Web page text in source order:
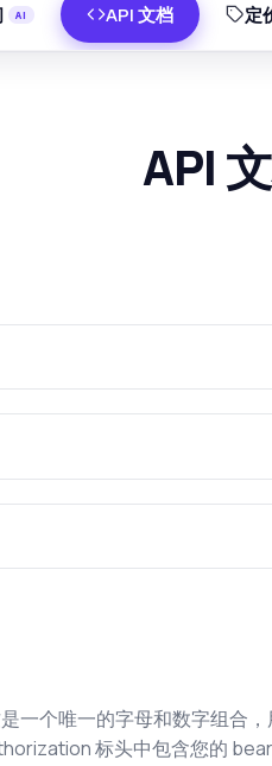
API 文档 定
API
一个唯一的字母和数字组合
标头中包含您的